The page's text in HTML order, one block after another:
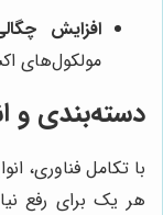
افزایش
مولکول‌های
دسته‌بندی و
با تکامل فناوری،
هر یک برای رفع